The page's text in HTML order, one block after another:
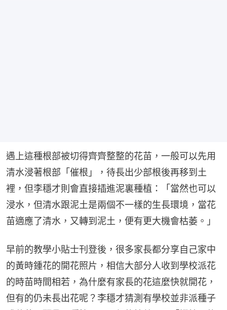
遇上這種根部被切得齊齊整整的花苗，一般可以先用
清水浸著根部「催根」，待長出少部根後再移到土
裡，但李穩才則會直接插進泥裏種植：「當然也可以
浸水，但清水跟泥土是兩個不一樣的生長環境，當花
苗適應了清水，又轉到泥土，便有更大機會枯萎。」
早前的教學小貼士刊登後，很多家長都分享自己家中
的黃時鍾花的開花照片，相信大部分人收到學校派花
的時苗時間相若，為什麼有家長的花這麼快就開花，
但有的仍未長出花呢？李穩才猜測有學校並非派種子